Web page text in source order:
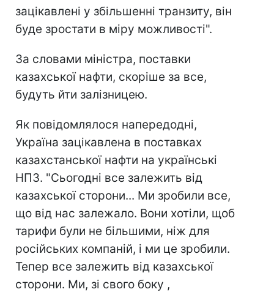
зацікавлені у збільшенні транзиту, він
буде зростати в міру можливості".
За словами міністра, поставки
казахської нафти, скоріше за все,
будуть йти залізницею.
Як повідомлялося напередодні,
Україна зацікавлена ​​в поставках
казахстанської нафти на українські
НПЗ. "Сьогодні все залежить від
казахської сторони... Ми зробили все,
що від нас залежало. Вони хотіли, щоб
тарифи були не більшими, ніж для
російських компаній, і ми це зробили.
Тепер все залежить від казахської
сторони. Ми, зі свого боку ,